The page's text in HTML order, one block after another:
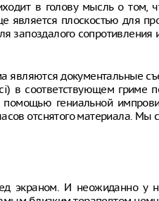
в голову мысль о том,
является плоскостью для
запоздалого сопротивления
документальные
в соответствующем гриме
гениальной
отснятого материала. Мы
экраном. И неожиданно у